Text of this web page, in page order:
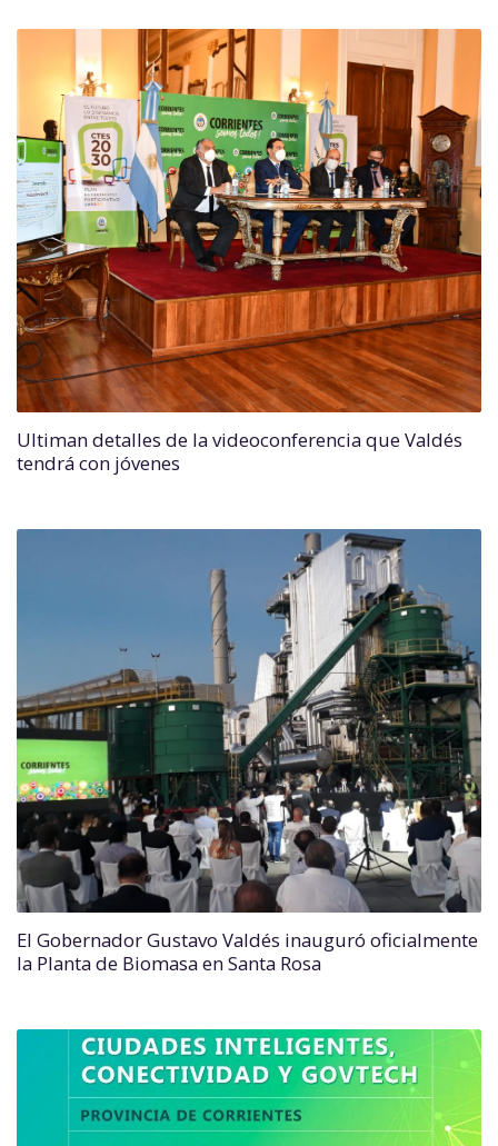
Ultiman detalles de la videoconferencia que Valdés
tendrá con jóvenes
El Gobernador Gustavo Valdés inauguró oficialmente
la Planta de Biomasa en Santa Rosa